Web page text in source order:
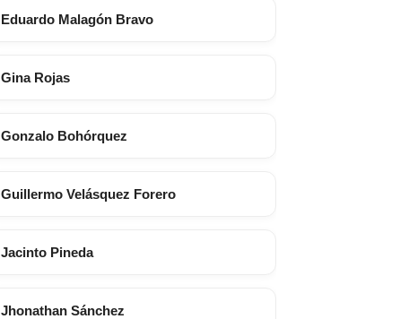
Eduardo Malagón Bravo
Gina Rojas
Gonzalo Bohórquez
Guillermo Velásquez Forero
Jacinto Pineda
Jhonathan Sánchez